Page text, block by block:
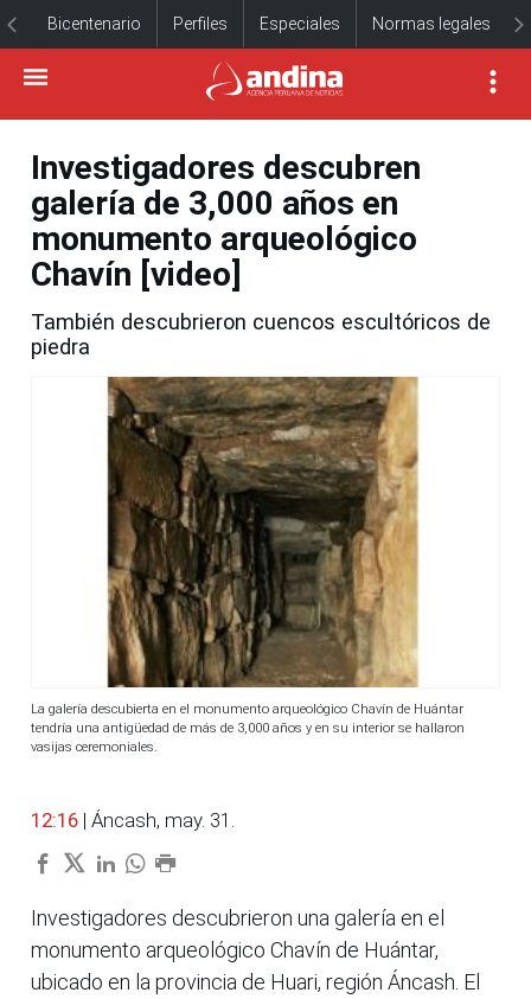
Bicentenario Perfiles Especiales Normas legales
Investigadores descubren
galería de 3,000 años en
monumento arqueológico
Chavín [video]
También descubrieron cuencos escultóricos de
piedra
La galería descubierta en el monumento arqueológico Chavín de Huántar
tendría una antigüedad de más de 3,000 años y en su interior se hallaron
vasijas ceremoniales.
12:16 | Áncash, may. 31.
Investigadores descubrieron una galería en el
monumento arqueológico Chavín de Huántar,
ubicado en la provincia de Huari, región Áncash. El